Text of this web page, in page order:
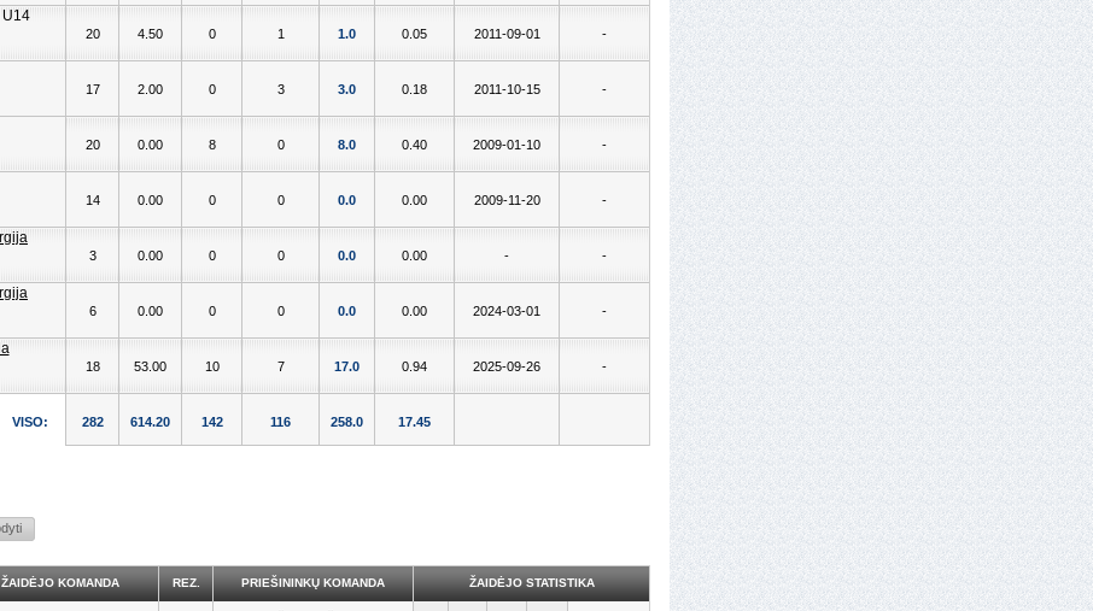
20 4.50 0 1 1.0 0.05 2011-09-01 -
17 2.00 0 3 3.0 0.18 2011-10-15 -
20 0.00 8 0 8.0 0.40 2009-01-10 -
14 0.00 0 0 0.0 0.00 2009-11-20 -
3 0.00 0 0 0.0 0.00 - -
6 0.00 0 0 0.0 0.00 2024-03-01 -
18 53.00 10 7 17.0 0.94 2025-09-26 -
VISO: 282 614.20 142 116 258.0 17.45
ŽAIDĖJO KOMANDA REZ. PRIEŠININKŲ KOMANDA ŽAIDĖJO STATISTIKA